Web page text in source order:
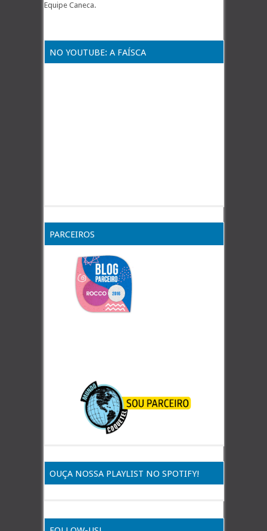
Equipe Caneca.
NO YOUTUBE: A FAÍSCA
PARCEIROS
OUÇA NOSSA PLAYLIST NO SPOTIFY!